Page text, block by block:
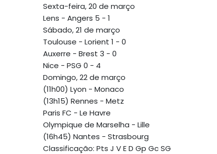
Sexta-feira, 20 de março
Lens - Angers 5 - 1
Sábado, 21 de março
Toulouse - Lorient 1 - 0
Auxerre - Brest 3 - 0
Nice - PSG 0 - 4
Domingo, 22 de março
(11h00) Lyon - Monaco
(13h15) Rennes - Metz
Paris FC - Le Havre
Olympique de Marselha - Lille
(16h45) Nantes - Strasbourg
Classificação: Pts J V E D Gp Gc SG